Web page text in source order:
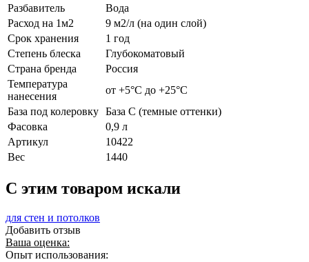
Разбавитель
Вода
Расход на 1м2
9 м2/л (на один слой)
Срок хранения
1 год
Степень блеска
Глубокоматовый
Страна бренда
Россия
Температура
нанесения
от +5°С до +25°С
База под колеровку База С (темные оттенки)
Фасовка
0,9 л
Артикул
10422
Вес
1440
C этим товаром искали
для стен и потолков
Добавить отзыв
Ваша оценка:
Опыт использования: